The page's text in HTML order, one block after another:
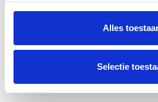
Alles
Selectie
Hoe wij jullie
voorbereiden
gesprek